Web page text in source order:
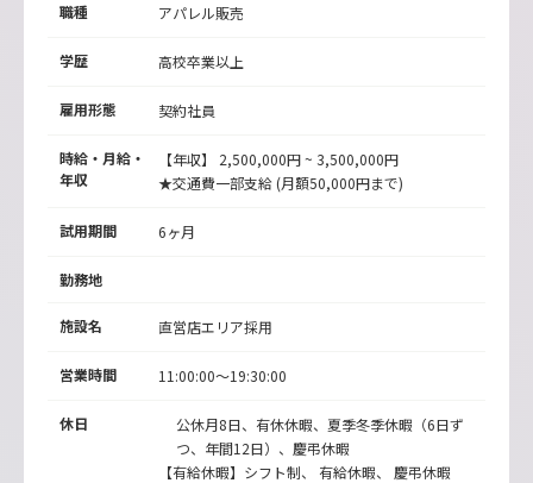
職種 アパレル販売
学歴 高校卒業以上
雇用形態 契約社員
時給・月給・
年収
【年収】 2,500,000円 ~ 3,500,000円
★交通費一部支給 (月額50,000円まで)
試用期間 6ヶ月
勤務地
施設名 直営店エリア採用
営業時間 11:00:00～19:30:00
休日
公休月8日、有休休暇、夏季冬季休暇（6日ず
つ、年間12日）、慶弔休暇
【有給休暇】シフト制、 有給休暇、 慶弔休暇